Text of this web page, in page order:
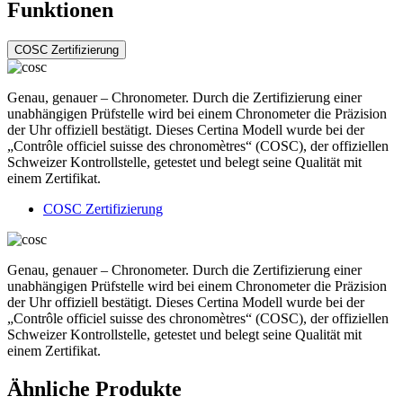
Funktionen
COSC Zertifizierung
Genau, genauer – Chronometer. Durch die Zertifizierung einer
unabhängigen Prüfstelle wird bei einem Chronometer die Präzision
der Uhr offiziell bestätigt. Dieses Certina Modell wurde bei der
„Contrôle officiel suisse des chronomètres“ (COSC), der offiziellen
Schweizer Kontrollstelle, getestet und belegt seine Qualität mit
einem Zertifikat.
COSC Zertifizierung
Genau, genauer – Chronometer. Durch die Zertifizierung einer
unabhängigen Prüfstelle wird bei einem Chronometer die Präzision
der Uhr offiziell bestätigt. Dieses Certina Modell wurde bei der
„Contrôle officiel suisse des chronomètres“ (COSC), der offiziellen
Schweizer Kontrollstelle, getestet und belegt seine Qualität mit
einem Zertifikat.
Ähnliche Produkte